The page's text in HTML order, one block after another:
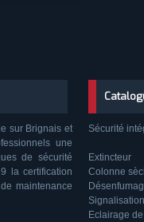
sur Brignais et
une
de sécurité
la certification
maintenance
Sécurité
Extincteur
Colonne
Signalisation
Eclairage